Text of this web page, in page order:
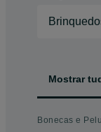
Mostrar
Bonecas e